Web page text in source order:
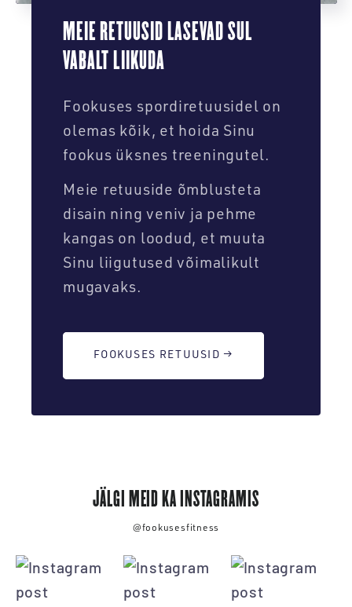
MEIE RETUUSID LASEVAD SUL
VABALT LIIKUDA
Fookuses spordiretuusidel on
olemas kõik, et hoida Sinu
fookus üksnes treeningutel.
Meie retuuside õmblusteta
disain ning veniv ja pehme
kangas on loodud, et muuta
Sinu liigutused võimalikult
mugavaks.
FOOKUSES RETUUSID →
JÄLGI MEID KA INSTAGRAMIS
@fookusesfitness